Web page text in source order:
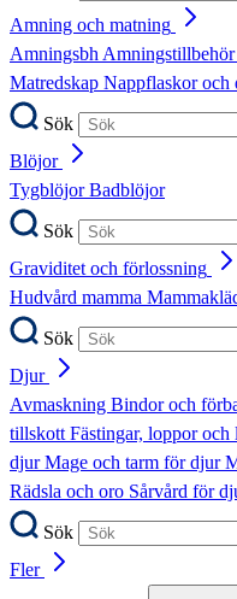
Amning och matning
AmningsbhAmningstillbehör
Matredskap Nappflaskor och
Sök
Blöjor
TygblöjorBadblöjor
Sök
Graviditet och förlossning
Hudvård mamma
Sök
Djur
Avmaskning Bindor och
tillskottFästingar, loppor och
djurMage och tarm för djur
Rädsla och oro Sårvård för
Sök
Fler